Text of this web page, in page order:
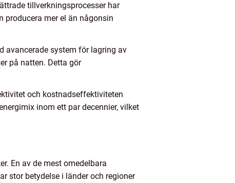
tillverkningsprocesser har
mer el än någonsin
avancerade system för lagring av
på natten. Detta gör
och kostnadseffektiviteten
inom ett par decennier, vilket
En av de mest omedelbara
stor betydelse i länder och regioner